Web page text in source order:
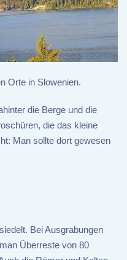
Orte in Slowenien.
die Berge und die
die das kleine
Man sollte dort gewesen
Bei Ausgrabungen
Überreste von 80